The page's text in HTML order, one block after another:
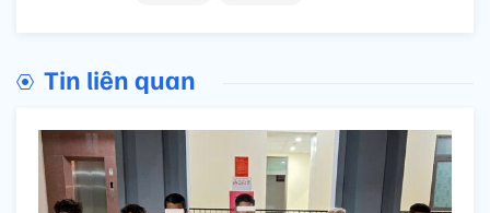
Tin liên quan